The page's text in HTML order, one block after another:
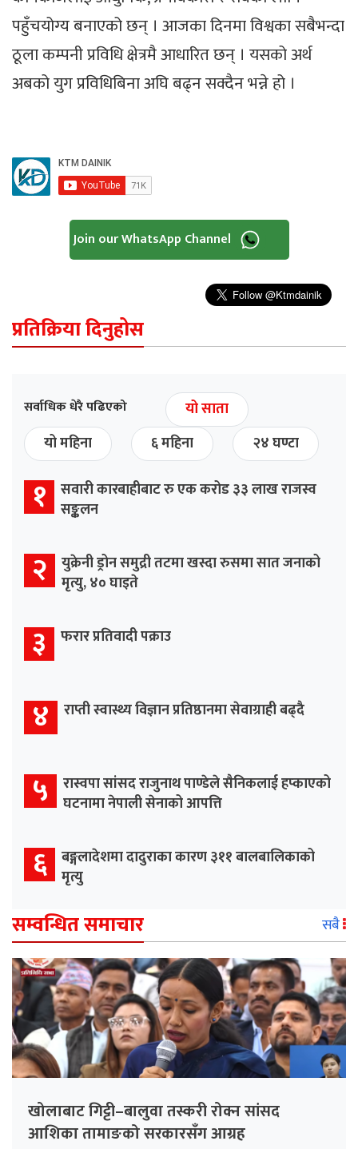
पहुँचयोग्य बनाएको छन् । आजका दिनमा विश्वका सबैभन्दा
ठूला कम्पनी प्रविधि क्षेत्रमै आधारित छन् । यसको अर्थ
अबको युग प्रविधिबिना अघि बढ्न सक्दैन भन्ने हो ।
Join our WhatsApp Channel
प्रतिक्रिया दिनुहोस
सर्वाधिक धेरै पढिएको
यो साता
यो महिना
६ महिना २४ घण्टा
१ सवारी कारबाहीबाट रु एक करोड ३३ लाख राजस्व
सङ्कलन
२ युक्रेनी ड्रोन समुद्री तटमा खस्दा रुसमा सात जनाको
मृत्यु, ४० घाइते
३ फरार प्रतिवादी पक्राउ
४ राप्ती स्वास्थ्य विज्ञान प्रतिष्ठानमा सेवाग्राही बढ्दै
५ रास्वपा सांसद राजुनाथ पाण्डेले सैनिकलाई हप्काएको
घटनामा नेपाली सेनाको आपत्ति
६ बङ्गलादेशमा दादुराका कारण ३११ बालबालिकाको
मृत्यु
सम्वन्धित समाचार सबै
खोलाबाट गिट्टी–बालुवा तस्करी रोक्न सांसद
आशिका तामाङको सरकारसँग आग्रह